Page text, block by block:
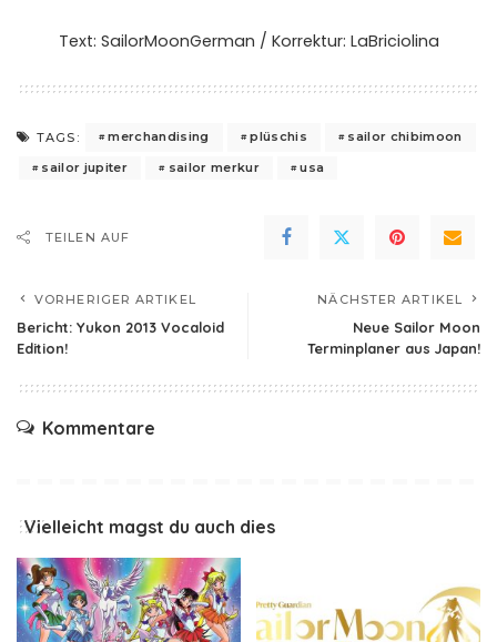
Text: SailorMoonGerman / Korrektur: LaBriciolina
TAGS: merchandising plüschis
sailor chibimoon
sailor jupiter
sailor merkur usa
TEILEN AUF
VORHERIGER ARTIKEL
Bericht: Yukon 2013 Vocaloid
Edition!
NÄCHSTER ARTIKEL
Neue Sailor Moon
Terminplaner aus Japan!
Kommentare
Vielleicht magst du auch dies